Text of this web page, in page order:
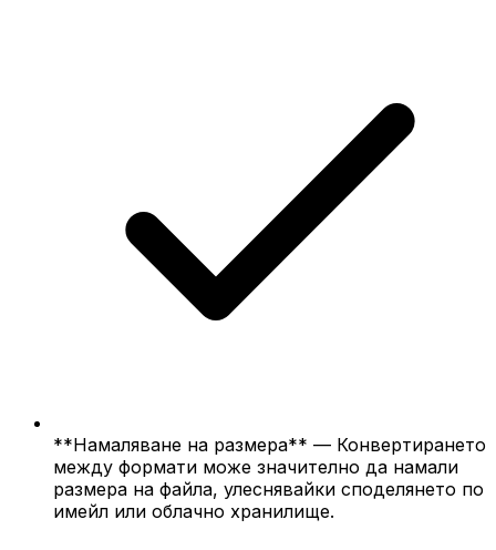
**Намаляване на размера** — Конвертирането
между формати може значително да намали
размера на файла, улеснявайки споделянето по
имейл или облачно хранилище.